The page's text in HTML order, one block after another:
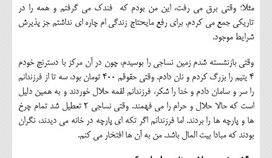
مثلا؛ وقتی برق می رفت، این من بودم که فندک می گرفتم و همه را در
تاریکی جمع می کردم. برای رفع مایحتاج زندگی ام چاره ای نداشتم جز پذیرش
شرایط موجود.
وقتی بازنشسته شدم زمین نساجی را بوسیدم، چون در آن مرکز با دسترنج خودم
4 یتیم را بزرگ کردم و نان دادم. وقتی حقوقم 400 تومان بود، سه تا از فرزندانم
را سر و سامان دادم و خدا را شکر، فرزندانم لقمه حلال خوردند و به همین دلیل
است که حالا حلال و حرام را می فهمند. وقتی نساجی 2 تعطیل شد تمام چرخ
ها و پارچه ها را بردند. اما فرزندانم اگر تکه ای پارچه در خانه می دیدند، نگران
بودند که مبادا بیت المال باشد. من به آن ها افتخار می کنم.